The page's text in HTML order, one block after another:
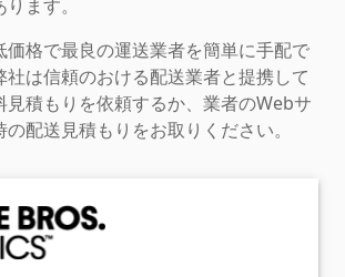
ます。
価格で最良の運送業者を簡単に手配で
社は信頼のおける配送業者と提携して
見積もりを依頼するか、業者のWebサ
配送見積もりをお取りください。